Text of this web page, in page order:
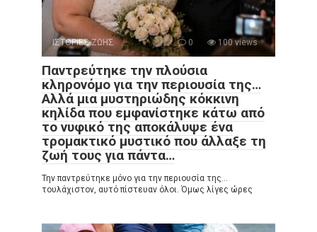
ΙΣΤΟΡΙΕΣ ΖΩΗΣ 0 100 views
Παντρεύτηκε την πλούσια
κληρονόμο για την περιουσία της…
Αλλά μια μυστηριώδης κόκκινη
κηλίδα που εμφανίστηκε κάτω από
το νυφικό της αποκάλυψε ένα
τρομακτικό μυστικό που άλλαξε τη
ζωή τους για πάντα…
Την παντρεύτηκε μόνο για την περιουσία της…
τουλάχιστον, αυτό πίστευαν όλοι. Όμως λίγες ώρες